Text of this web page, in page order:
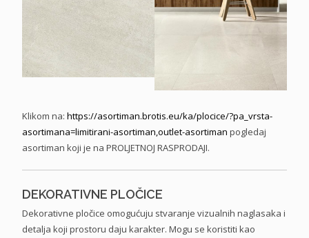
Klikom na:https://asortiman.brotis.eu/ka/plocice/?pa_vrsta-
asortimana=limitirani-asortiman,outlet-asortiman pogledaj
asortiman koji je na PROLJETNOJ RASPRODAJI.
DEKORATIVNE PLOČICE
Dekorativne pločice omogućuju stvaranje vizualnih naglasaka i
detalja koji prostoru daju karakter. Mogu se koristiti kao